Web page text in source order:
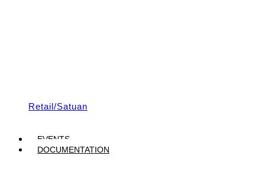
Retail/Satuan
EVENTS
DOCUMENTATION